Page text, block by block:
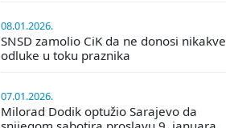
08.01.2026.
SNSD zamolio CiK da ne donosi nikakve
odluke u toku praznika
07.01.2026.
Milorad Dodik optužio Sarajevo da